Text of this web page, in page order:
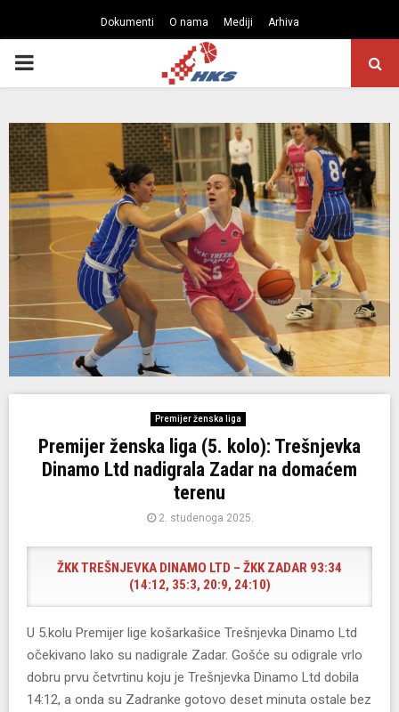
Dokumenti O nama Mediji Arhiva
PRIMARY
Premijer ženska liga
Premijer ženska liga (5. kolo): Trešnjevka
Dinamo Ltd nadigrala Zadar na domaćem
terenu
2. studenoga 2025.
ŽKK TREŠNJEVKA DINAMO LTD – ŽKK ZADAR 93:34
(14:12, 35:3, 20:9, 24:10)
U 5.kolu Premijer lige košarkašice Trešnjevka Dinamo Ltd
očekivano lako su nadigrale Zadar. Gošće su odigrale vrlo
dobru prvu četvrtinu koju je Trešnjevka Dinamo Ltd dobila
14:12, a onda su Zadranke gotovo deset minuta ostale bez